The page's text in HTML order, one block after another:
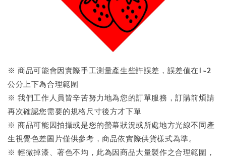
※ 商品可能會因實際手工測量產生些許誤差，誤差值在1~2
公分上下為合理範圍
※ 我們工作人員皆辛苦努力地為您的訂單服務，訂購前煩請
再次確認您需要的規格尺寸後方才下單
※ 商品可能因拍攝或是您的螢幕狀況或所處地方光線不同產
生視覺色差圖片僅供參考，商品依實際供貨樣式為準。
※ 輕微掉漆、著色不均，此為因商品大量製作之合理範圍，